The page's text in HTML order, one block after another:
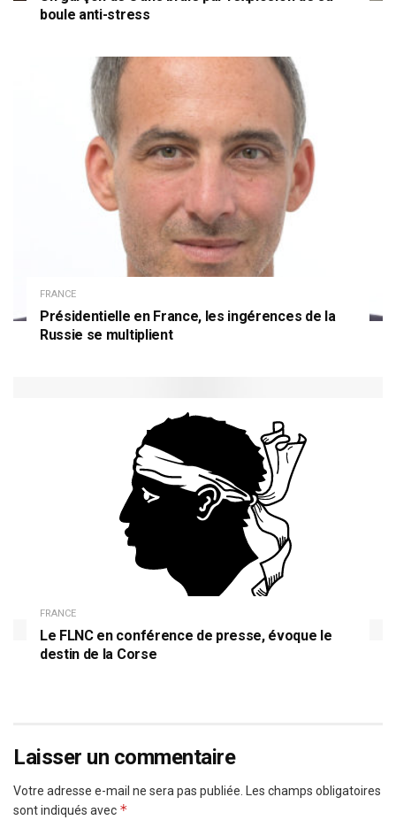
boule anti-stress
FRANCE
Présidentielle en France, les ingérences de la
Russie se multiplient
FRANCE
Le FLNC en conférence de presse, évoque le
destin de la Corse
Laisser un commentaire
Votre adresse e-mail ne sera pas publiée. Les champs obligatoires
sont indiqués avec *